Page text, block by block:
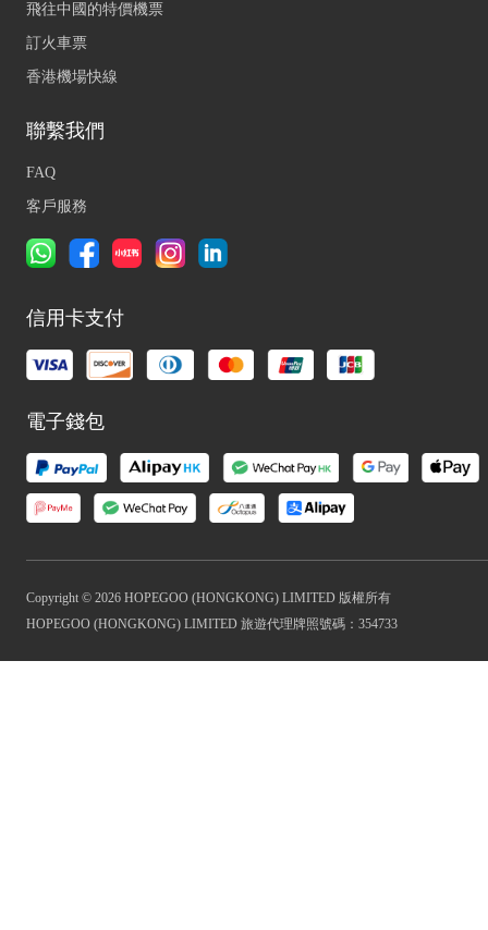
飛往中國的特價機票
訂火車票
香港機場快線
聯繫我們
FAQ
客戶服務
信用卡支付
電子錢包
Copyright © 2026 HOPEGOO (HONGKONG) LIMITED 版權所有
HOPEGOO (HONGKONG) LIMITED 旅遊代理牌照號碼：354733